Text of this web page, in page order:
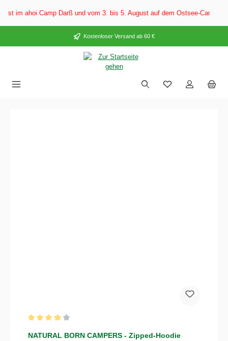
springen
Camp Darß und vom 3. bis 5. August auf dem Ostsee-Campingplatz
Kostenloser Versand ab 60 €
NATURAL BORN CAMPERS - Zipped-Hoodie